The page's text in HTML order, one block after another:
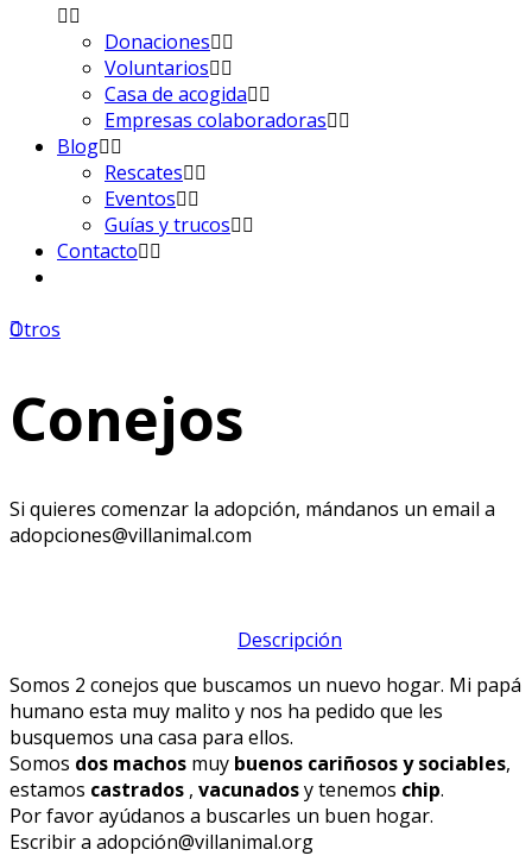
Donaciones
Voluntarios
Casa de acogida
Empresas colaboradoras
Blog
Rescates
Eventos
Guías y trucos
Contacto
Otros
Conejos
Si quieres comenzar la adopción, mándanos un email a
adopciones@villanimal.com
Descripción
Somos 2 conejos que buscamos un nuevo hogar. Mi papá
humano esta muy malito y nos ha pedido que les
busquemos una casa para ellos.
Somos dos machos muy buenos cariñosos y sociables,
estamos castrados , vacunadosy tenemos chip.
Por favor ayúdanos a buscarles un buen hogar.
Escribir a adopción@villanimal.org